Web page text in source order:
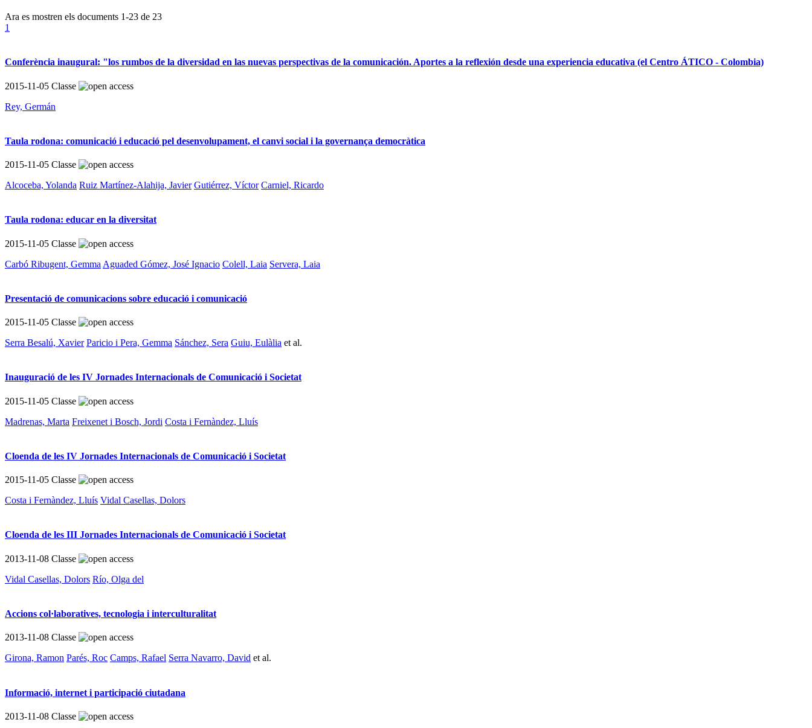
Ara es mostren els documents 1-23 de 23
1
Conferència inaugural: "los rumbos de la diversidad en las nuevas perspectivas de la comunicación. Aportes a la reflexión desde una experiencia educativa (el Centro ÁTICO - Colombia)
2015-11-05 Classe
Rey, Germán
Taula rodona: comunicació i educació pel desenvolupament, el canvi social i la governança democràtica
2015-11-05 Classe
Alcoceba, Yolanda Ruiz Martínez-Alahija, Javier Gutiérrez, Víctor Carniel, Ricardo
Taula rodona: educar en la diversitat
2015-11-05 Classe
Carbó Ribugent, Gemma Aguaded Gómez, José Ignacio Colell, Laia Servera, Laia
Presentació de comunicacions sobre educació i comunicació
2015-11-05 Classe
Serra Besalú, Xavier Paricio i Pera, Gemma Sánchez, Sera Guiu, Eulàlia et al.
Inauguració de les IV Jornades Internacionals de Comunicació i Societat
2015-11-05 Classe
Madrenas, Marta Freixenet i Bosch, Jordi Costa i Fernàndez, Lluís
Cloenda de les IV Jornades Internacionals de Comunicació i Societat
2015-11-05 Classe
Costa i Fernàndez, Lluís Vidal Casellas, Dolors
Cloenda de les III Jornades Internacionals de Comunicació i Societat
2013-11-08 Classe
Vidal Casellas, Dolors Río, Olga del
Accions col·laboratives, tecnologia i interculturalitat
2013-11-08 Classe
Girona, Ramon Parés, Roc Camps, Rafael Serra Navarro, David et al.
Informació, internet i participació ciutadana
2013-11-08 Classe